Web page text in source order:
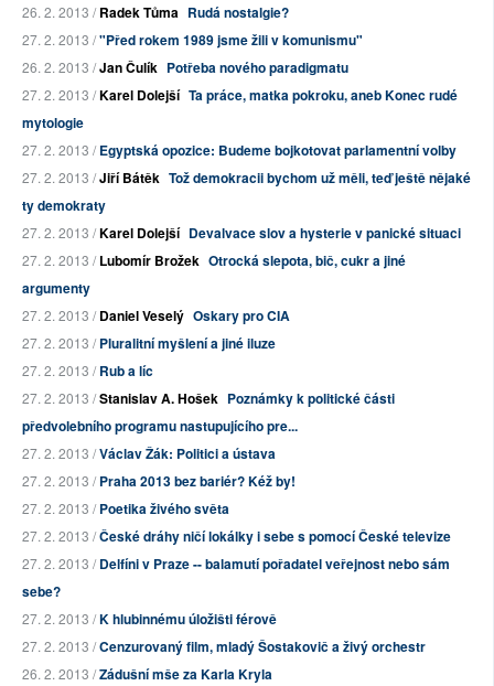
26. 2. 2013 /Radek Tůma Rudá nostalgie?
27. 2. 2013 /"Před rokem 1989 jsme žili v komunismu"
26. 2. 2013 /Jan Čulík Potřeba nového paradigmatu
27. 2. 2013 /Karel Dolejší Ta práce, matka pokroku, aneb Konec rudé
mytologie
27. 2. 2013 /Egyptská opozice: Budeme bojkotovat parlamentní volby
27. 2. 2013 /Jiří Bátěk Tož demokracii bychom už měli, teď ještě nějaké
ty demokraty
27. 2. 2013 /Karel Dolejší Devalvace slov a hysterie v panické situaci
27. 2. 2013 /Lubomír Brožek Otrocká slepota, bič, cukr a jiné
argumenty
27. 2. 2013 /Daniel Veselý Oskary pro CIA
27. 2. 2013 /Pluralitní myšlení a jiné iluze
27. 2. 2013 /Rub a líc
27. 2. 2013 /Stanislav A. Hošek Poznámky k politické části
předvolebního programu nastupujícího pre...
27. 2. 2013 /Václav Žák: Politici a ústava
27. 2. 2013 /Praha 2013 bez bariér? Kéž by!
27. 2. 2013 /Poetika živého světa
27. 2. 2013 /České dráhy ničí lokálky i sebe s pomocí České televize
27. 2. 2013 /Delfíni v Praze -- balamutí pořadatel veřejnost nebo sám
sebe?
27. 2. 2013 /K hlubinnému úložišti férově
27. 2. 2013 /Cenzurovaný film, mladý Šostakovič a živý orchestr
26. 2. 2013 /Zádušní mše za Karla Kryla